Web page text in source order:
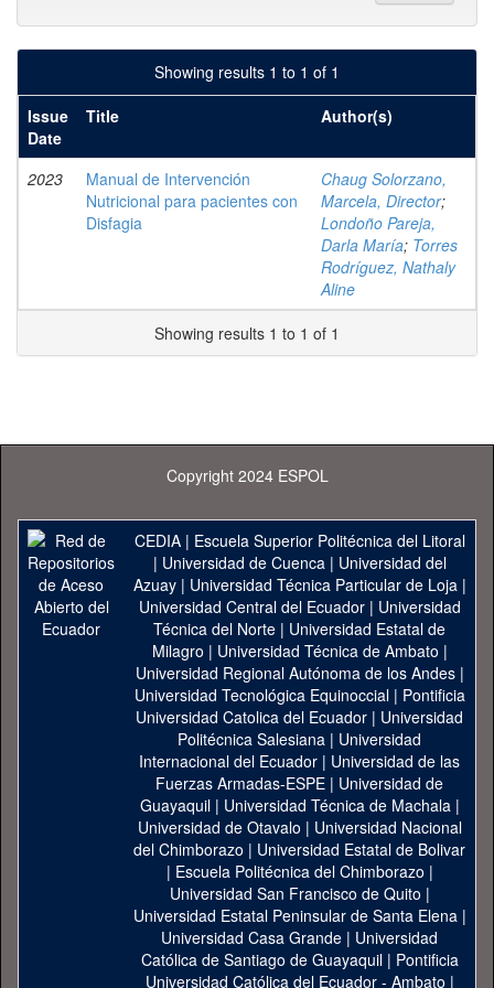
Showing results 1 to 1 of 1
Issue
Date
Title Author(s)
2023
Manual de Intervención
Nutricional para pacientes con
Disfagia
Chaug Solorzano,
Marcela, Director;
Londoño Pareja,
Darla María; Torres
Rodríguez, Nathaly
Aline
Showing results 1 to 1 of 1
Copyright 2024 ESPOL
CEDIA| Escuela Superior Politécnica del Litoral
| Universidad de Cuenca| Universidad del
Azuay| Universidad Técnica Particular de Loja|
Universidad Central del Ecuador| Universidad
Técnica del Norte | Universidad Estatal de
Milagro | Universidad Técnica de Ambato |
Universidad Regional Autónoma de los Andes|
Universidad Tecnológica Equinoccial| Pontificia
Universidad Catolica del Ecuador | Universidad
Politécnica Salesiana | Universidad
Internacional del Ecuador | Universidad de las
Fuerzas Armadas-ESPE | Universidad de
Guayaquil| Universidad Técnica de Machala|
Universidad de Otavalo | Universidad Nacional
del Chimborazo | Universidad Estatal de Bolivar
| Escuela Politécnica del Chimborazo |
Universidad San Francisco de Quito |
Universidad Estatal Peninsular de Santa Elena|
Universidad Casa Grande | Universidad
Católica de Santiago de Guayaquil| Pontificia
Universidad Católica del Ecuador - Ambato |